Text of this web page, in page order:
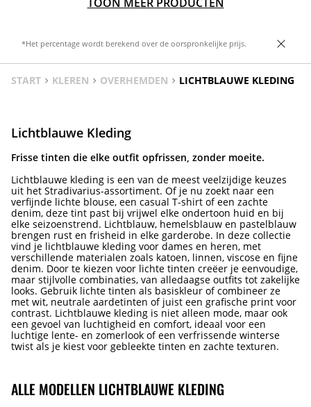
*Het percentage wordt berekend over de oorspronkelijke prijs.
START KLEREN OVERHEMDEN LICHTBLAUWE KLEDING
Lichtblauwe Kleding
Frisse tinten die elke outfit opfrissen, zonder moeite.
Lichtblauwe kleding is een van de meest veelzijdige keuzes
uit het Stradivarius-assortiment. Of je nu zoekt naar een
verfijnde lichte blouse, een casual T-shirt of een zachte
denim, deze tint past bij vrijwel elke ondertoon huid en bij
elke seizoenstrend. Lichtblauw, hemelsblauw en pastelblauw
brengen rust en frisheid in elke garderobe. In deze collectie
vind je lichtblauwe kleding voor dames en heren, met
verschillende materialen zoals katoen, linnen, viscose en fijne
denim. Door te kiezen voor lichte tinten creëer je eenvoudige,
maar stijlvolle combinaties, van alledaagse outfits tot zakelijke
looks. Gebruik lichte tinten als basiskleur of combineer ze
met wit, neutrale aardetinten of juist een grafische print voor
contrast. Lichtblauwe kleding is niet alleen mode, maar ook
een gevoel van luchtigheid en comfort, ideaal voor een
luchtige lente- en zomerlook of een verfrissende winterse
twist als je kiest voor gebleekte tinten en zachte texturen.
ALLE MODELLEN LICHTBLAUWE KLEDING